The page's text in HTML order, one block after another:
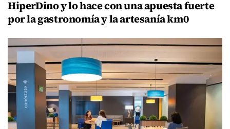
HiperDino y lo hace con una apuesta fuerte
por la gastronomía y la artesanía km0